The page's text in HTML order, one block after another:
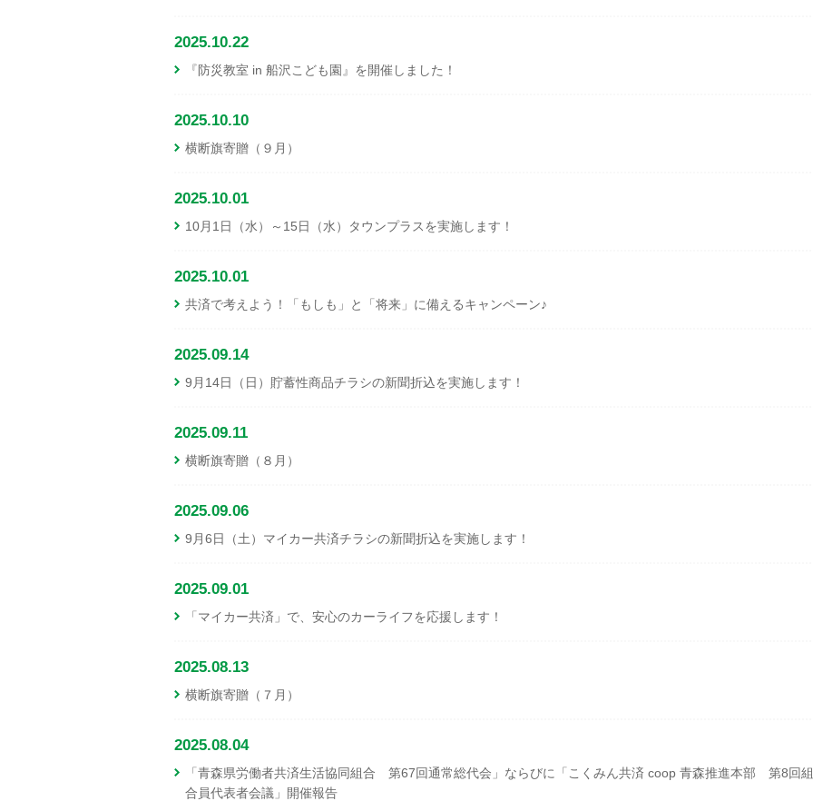
2025.10.22
『防災教室 in 船沢こども園』を開催しました！
2025.10.10
横断旗寄贈（９月）
2025.10.01
10月1日（水）～15日（水）タウンプラスを実施します！
2025.10.01
共済で考えよう！「もしも」と「将来」に備えるキャンペーン♪
2025.09.14
9月14日（日）貯蓄性商品チラシの新聞折込を実施します！
2025.09.11
横断旗寄贈（８月）
2025.09.06
9月6日（土）マイカー共済チラシの新聞折込を実施します！
2025.09.01
「マイカー共済」で、安心のカーライフを応援します！
2025.08.13
横断旗寄贈（７月）
2025.08.04
「青森県労働者共済生活協同組合 第67回通常総代会」ならびに「こくみん共済 coop 青森推進本部 第8回組
合員代表者会議」開催報告